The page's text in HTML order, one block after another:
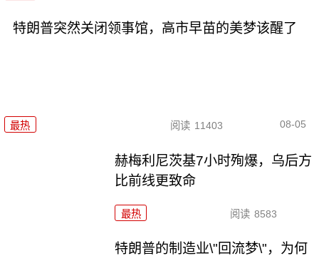
特朗普突然关闭领事馆，高市早苗的美梦该醒了
最热 阅读 11403 08-05
赫梅利尼茨基7小时殉爆，乌后方
比前线更致命
最热 阅读 8583
特朗普的制造业\"回流梦\"，为何